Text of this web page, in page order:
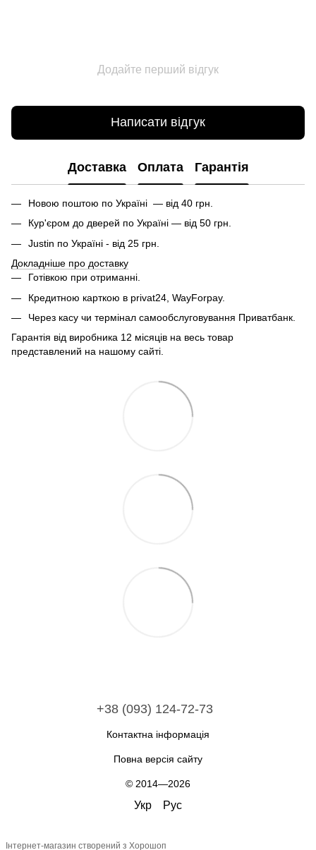
Додайте перший відгук
Написати відгук
Доставка Оплата Гарантія
Новою поштою по Україні — від 40 грн.
Кур'єром до дверей по Україні — від 50 грн.
Justin по Україні - від 25 грн.
Докладніше про доставку
Готівкою при отриманні.
Кредитною карткою в privat24, WayForpay.
Через касу чи термінал самообслуговування Приватбанк.
Гарантія від виробника 12 місяців на весь товар
представлений на нашому сайті.
+38 (093) 124-72-73
Контактна інформація
Повна версія сайту
© 2014—2026
Укр Рус
Інтернет-магазин створений з Хорошоп